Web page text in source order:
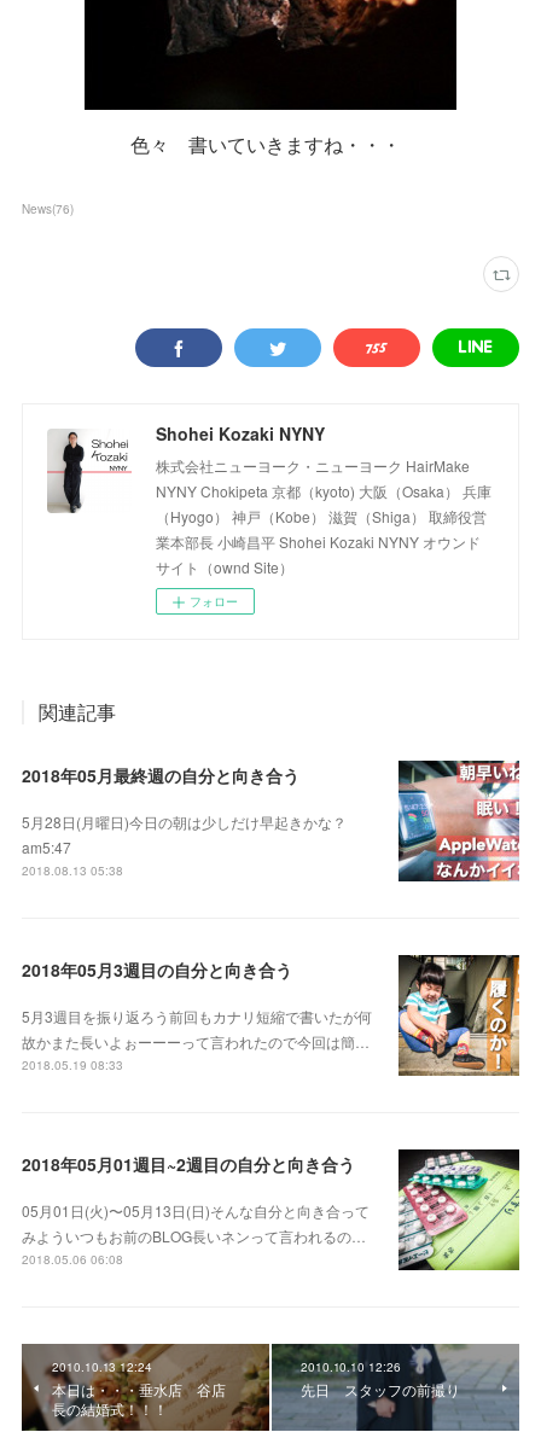
色々 書いていきますね・・・
News(76)
Shohei Kozaki NYNY
株式会社ニューヨーク・ニューヨーク HairMake
NYNY Chokipeta 京都（kyoto) 大阪（Osaka） 兵庫
（Hyogo） 神戸（Kobe） 滋賀（Shiga） 取締役営
業本部長 小崎昌平 Shohei Kozaki NYNY オウンド
サイト（ownd Site）
フォロー
関連記事
2018年05月最終週の自分と向き合う
5月28日(月曜日)今日の朝は少しだけ早起きかな？
am5:47
2018.08.13 05:38
2018年05月3週目の自分と向き合う
5月3週目を振り返ろう前回もカナリ短縮で書いたが何
故かまた長いよぉーーーって言われたので今回は簡…
2018.05.19 08:33
2018年05月01週目~2週目の自分と向き合う
05月01日(火)〜05月13日(日)そんな自分と向き合って
みよういつもお前のBLOG長いネンって言われるの…
2018.05.06 06:08
2010.10.13 12:24
本日は・・・垂水店 谷店
長の結婚式！！！
2010.10.10 12:26
先日 スタッフの前撮り